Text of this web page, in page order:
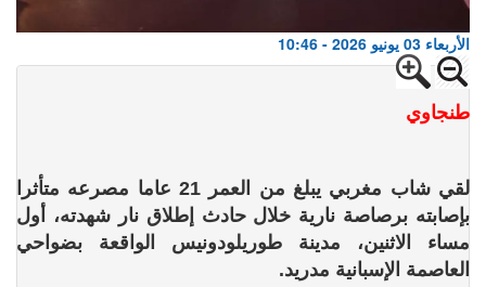
الأربعاء 03 يونيو 2026 - 10:46
طنجاوي
لقي شاب مغربي يبلغ من العمر 21 عاما مصرعه متأثرا
بإصابته برصاصة نارية خلال حادث إطلاق نار شهدته، أول
مساء الاثنين، مدينة طوريلودونيس الواقعة بضواحي
العاصمة الإسبانية مدريد.